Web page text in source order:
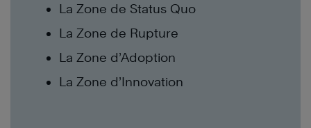
La Zone de Status Quo
La Zone de Rupture
La Zone d’Adoption
La Zone d’Innovation